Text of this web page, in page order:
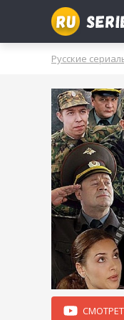
2025 2024
РОССИЯ
Русские